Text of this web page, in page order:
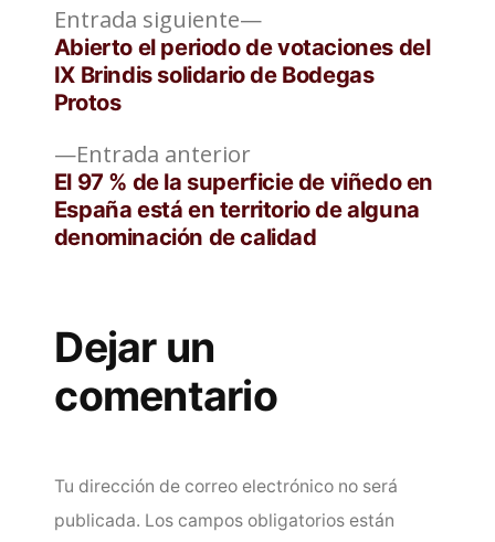
Navegación
de
entradas
Entrada anteriorEntrada
anterior:
El 97 % de la superficie de viñedo en
España está en territorio de alguna
denominación de calidad
Entrada siguiente
Entrada
siguiente:
Abierto el periodo de votaciones del
IX Brindis solidario de Bodegas
Protos
Dejar un
comentario
Tu dirección de correo electrónico no será
publicada. Los campos obligatorios están